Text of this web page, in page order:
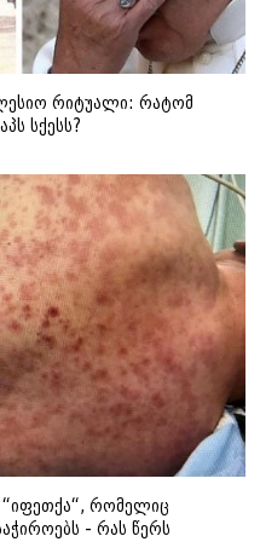
რიტუალი: რატომ
სქესს?
“იფეთქა“, რომელიც
- რას წერს